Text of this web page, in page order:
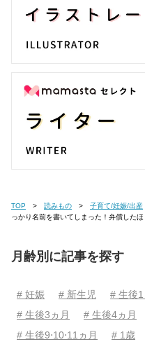
TOP 読みもの 子育て/妊娠/出産
っかり名前を書いてしまった！弁償したほ
月齢別に記事を探す
# 妊娠 # 新生児 # 生後1
# 生後3ヵ月
# 生後4ヵ月
# 生後9⋅10⋅11ヵ月
# 1歳